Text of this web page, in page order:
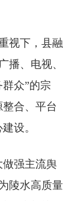
视下，县融
播、电视、
众”的宗
合、平台
设。
做强主流舆
陵水高质量